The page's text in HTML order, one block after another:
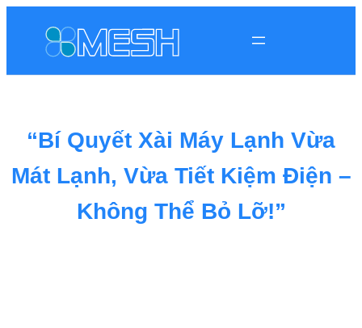
“Bí Quyết Xài Máy Lạnh Vừa
Mát Lạnh, Vừa Tiết Kiệm Điện –
Không Thể Bỏ Lỡ!”